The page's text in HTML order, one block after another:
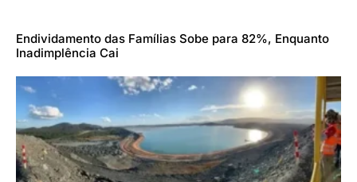
Endividamento das Famílias Sobe para 82%, Enquanto
Inadimplência Cai